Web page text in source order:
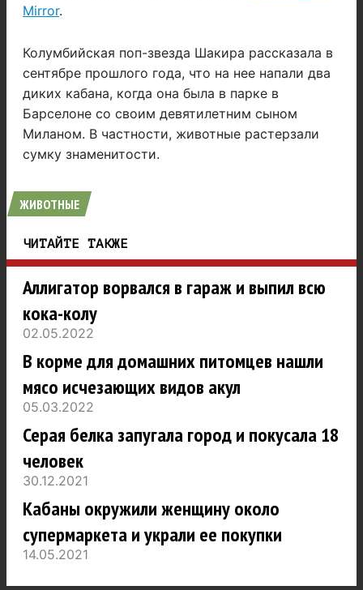
Mirror.
Колумбийская поп-звезда Шакира рассказала в
сентябре прошлого года, что на нее напали два
диких кабана, когда она была в парке в
Барселоне со своим девятилетним сыном
Миланом. В частности, животные растерзали
сумку знаменитости.
ЖИВОТНЫЕ
ЧИТАЙТЕ ТАКЖЕ
Аллигатор ворвался в гараж и выпил всю
кока-колу
02.05.2022
В корме для домашних питомцев нашли
мясо исчезающих видов акул
05.03.2022
Серая белка запугала город и покусала 18
человек
30.12.2021
Кабаны окружили женщину около
супермаркета и украли ее покупки
14.05.2021